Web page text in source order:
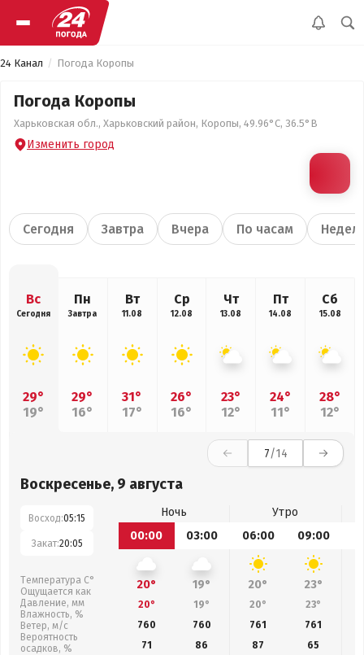
24 Канал Погода Коропы
Погода Коропы
Харьковская обл., Харьковский район, Коропы, 49.96°С, 36.5°В
Изменить город
Сегодня Завтра Вчера По часам
Вс
Сегодня
29°
19°
Пн
Завтра
29°
16°
Вт
11.08
31°
17°
Ср
12.08
26°
16°
Чт
13.08
23°
12°
Пт
14.08
24°
11°
Сб
15.08
28°
12°
7/14
Воскресенье, 9 августа
Восход:05:15
Закат:20:05
Температура С°
Ощущается как
Давление, мм
Влажность, %
Ветер, м/с
Вероятность
осадков, %
Ночь
Утро
00:00
03:00 06:00 09:00
20° 19° 20° 23°
20° 19° 20° 23°
760
760 761 761
71
86 87
65